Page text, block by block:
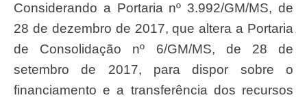
Considerando a Portaria nº 3.992/GM/MS, de
28 de dezembro de 2017, que altera a Portaria
de Consolidação nº 6/GM/MS, de 28 de
setembro de 2017, para dispor sobre o
financiamento e a transferência dos recursos